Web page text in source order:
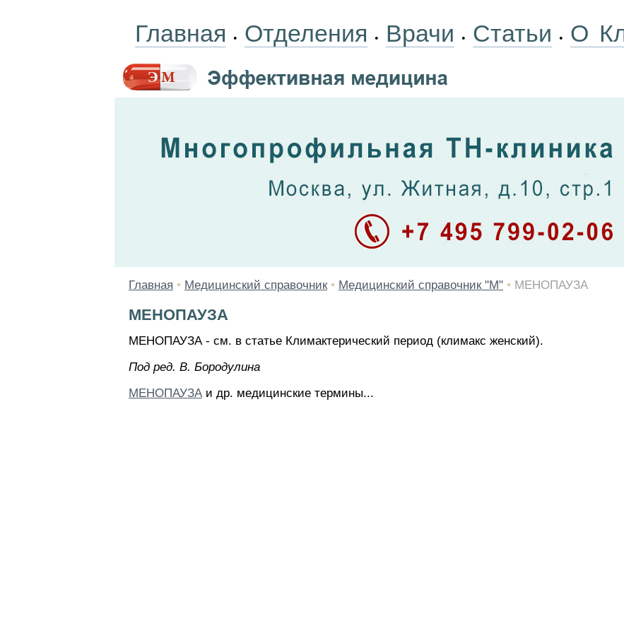
Главная • Отделения • Врачи • Статьи • О
Главная • Медицинский справочник • Медицинский справочник "М" • МЕНОПАУЗА
МЕНОПАУЗА
МЕНОПАУЗА - см. в статье Климактерический период (климакс женский).
Пoд peд. B. Бopoдyлинa
МЕНОПАУЗА и др. медицинские термины...